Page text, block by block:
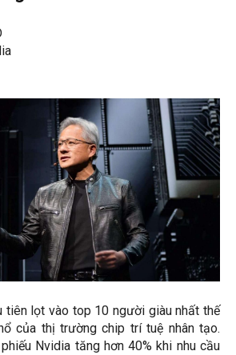
tiên lọt vào top 10 người giàu nhất thế
của thị trường chip trí tuệ nhân tạo.
Nvidia tăng hơn 40% khi nhu cầu